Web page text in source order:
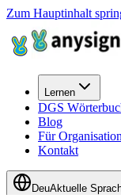
Zum Hauptinhalt
Lernen
DGS
Blog
Für
Kontakt
DeuAktuelle